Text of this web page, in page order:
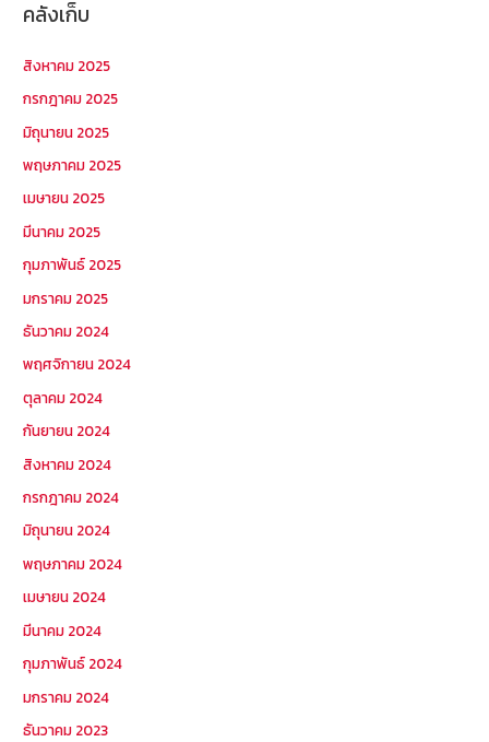
คลังเก็บ
สิงหาคม 2025
กรกฎาคม 2025
มิถุนายน 2025
พฤษภาคม 2025
เมษายน 2025
มีนาคม 2025
กุมภาพันธ์ 2025
มกราคม 2025
ธันวาคม 2024
พฤศจิกายน 2024
ตุลาคม 2024
กันยายน 2024
สิงหาคม 2024
กรกฎาคม 2024
มิถุนายน 2024
พฤษภาคม 2024
เมษายน 2024
มีนาคม 2024
กุมภาพันธ์ 2024
มกราคม 2024
ธันวาคม 2023